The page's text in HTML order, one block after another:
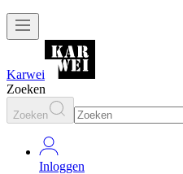
Karwei
Zoeken
Zoeken
Inloggen